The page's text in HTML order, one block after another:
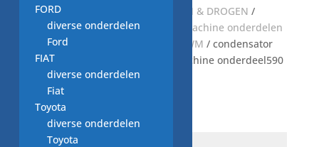
Start/ WASSEN & DROGEN /
WASMACHINE/GEBRUIKTE wasmachine onderdelen
elektronica WM condensator WM / condensator
645.220.480, 13545 sp11, wasmachine onderdeel590
FORD
diverse onderdelen
Ford
FIAT
diverse onderdelen
Fiat
Toyota
diverse onderdelen
Toyota